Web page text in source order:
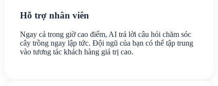
Hỗ trợ nhân viên
Ngay cả trong giờ cao điểm, AI trả lời câu hỏi chăm sóc
cây trồng ngay lập tức. Đội ngũ của bạn có thể tập trung
vào tương tác khách hàng giá trị cao.